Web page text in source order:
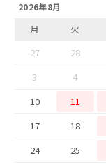
干物
西京味噌漬け
2026年8月
月 火
27
28
3
4
10
11
17
18
24
25